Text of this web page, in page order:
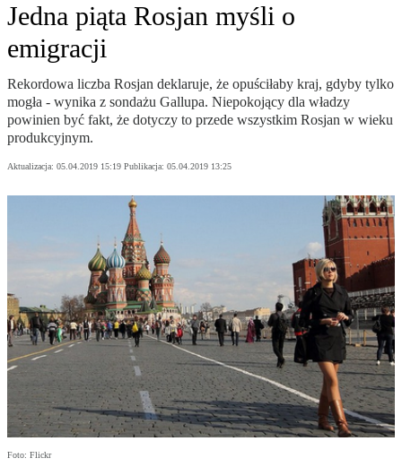
Jedna piąta Rosjan myśli o
emigracji
Rekordowa liczba Rosjan deklaruje, że opuściłaby kraj, gdyby tylko
mogła - wynika z sondażu Gallupa. Niepokojący dla władzy
powinien być fakt, że dotyczy to przede wszystkim Rosjan w wieku
produkcyjnym.
Aktualizacja: 05.04.2019 15:19 Publikacja: 05.04.2019 13:25
Foto: Flickr